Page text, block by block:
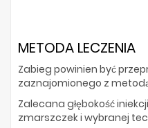
METODA LECZENIA
Zabieg powinien być
zaznajomionego z
Zalecana głębokość
zmarszczek i wybranej